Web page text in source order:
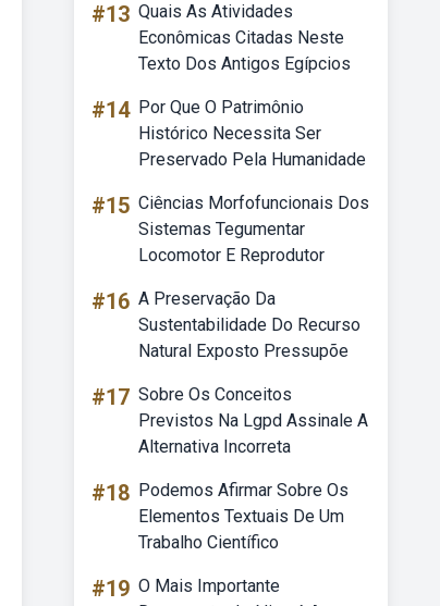
#13 Quais As Atividades
Econômicas Citadas Neste
Texto Dos Antigos Egípcios
#14 Por Que O Patrimônio
Histórico Necessita Ser
Preservado Pela Humanidade
#15 Ciências Morfofuncionais Dos
Sistemas Tegumentar
Locomotor E Reprodutor
#16 A Preservação Da
Sustentabilidade Do Recurso
Natural Exposto Pressupõe
#17 Sobre Os Conceitos
Previstos Na Lgpd Assinale A
Alternativa Incorreta
#18 Podemos Afirmar Sobre Os
Elementos Textuais De Um
Trabalho Científico
#19 O Mais Importante